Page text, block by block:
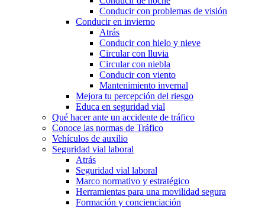
Conducir con problemas de visión
Conducir en invierno
Atrás
Conducir con hielo y nieve
Circular con lluvia
Circular con niebla
Conducir con viento
Mantenimiento invernal
Mejora tu percepción del riesgo
Educa en seguridad vial
Qué hacer ante un accidente de tráfico
Conoce las normas de Tráfico
Vehículos de auxilio
Seguridad vial laboral
Atrás
Seguridad vial laboral
Marco normativo y estratégico
Herramientas para una movilidad segura
Formación y concienciación